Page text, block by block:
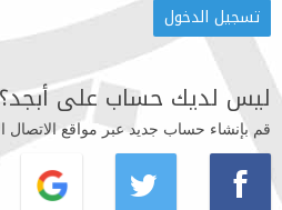
ليس لديك حساب على أبجد؟
قم بإنشاء حساب جديد عبر مواقع الاتصال